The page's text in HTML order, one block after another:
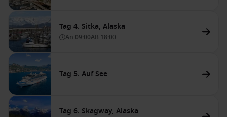
Tag 4. Sitka, Alaska
An 09:00AB 18:00
Tag 5. Auf See
Tag 6. Skagway, Alaska